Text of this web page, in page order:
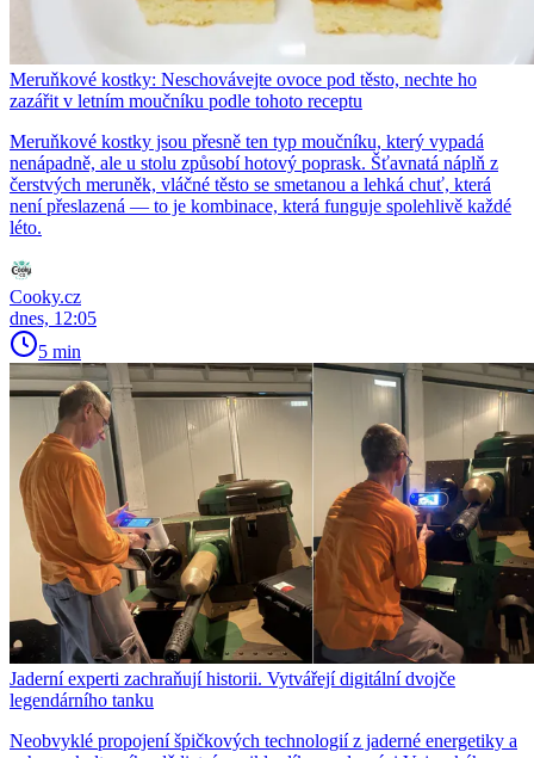
Meruňkové kostky: Neschovávejte ovoce pod těsto, nechte ho
zazářit v letním moučníku podle tohoto receptu
Meruňkové kostky jsou přesně ten typ moučníku, který vypadá
nenápadně, ale u stolu způsobí hotový poprask. Šťavnatá náplň z
čerstvých meruněk, vláčné těsto se smetanou a lehká chuť, která
není přeslazená — to je kombinace, která funguje spolehlivě každé
léto.
Cooky.cz
dnes, 12:05
5 min
Jaderní experti zachraňují historii. Vytvářejí digitální dvojče
legendárního tanku
Neobvyklé propojení špičkových technologií z jaderné energetiky a